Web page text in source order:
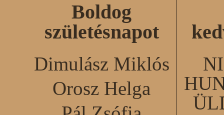
Boldog
születésnapot
Dimulász Miklós
Orosz Helga